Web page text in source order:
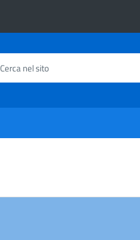
Cerca nel sito